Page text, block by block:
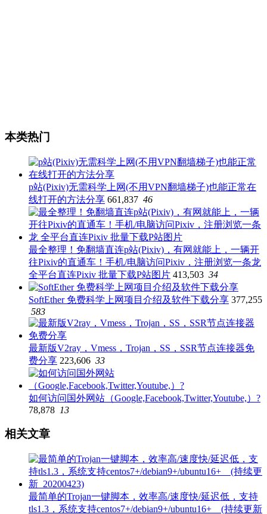
本类热门
p站(Pixiv)无需科学上网(不用VPN翻墙梯子)也能正常在
线打开的方法分享 661,837 46
最全整理！免翻墙直连p站(Pixiv)，有网就能上，一辆开
往Pixiv的直通车！手机/电脑访问Pixiv，注册浏览一条龙
全平台直连Pixiv 批量下载P站图片 413,503 34
SoftEther 免费科学上网项目介绍及软件下载分享 377,255
583
最新版V2ray，Vmess，Trojan，SS，SSR节点连接器免
费分享 223,606 33
如何访问国外网站（Google,Facebook,Twitter,Youtube,）?
78,878 13
相关文章
最简单的Trojan一键脚本，效率高/速度快/延迟低，支持
tls1.3，系统支持centos7+/debian9+/ubuntu16+ (持续更新